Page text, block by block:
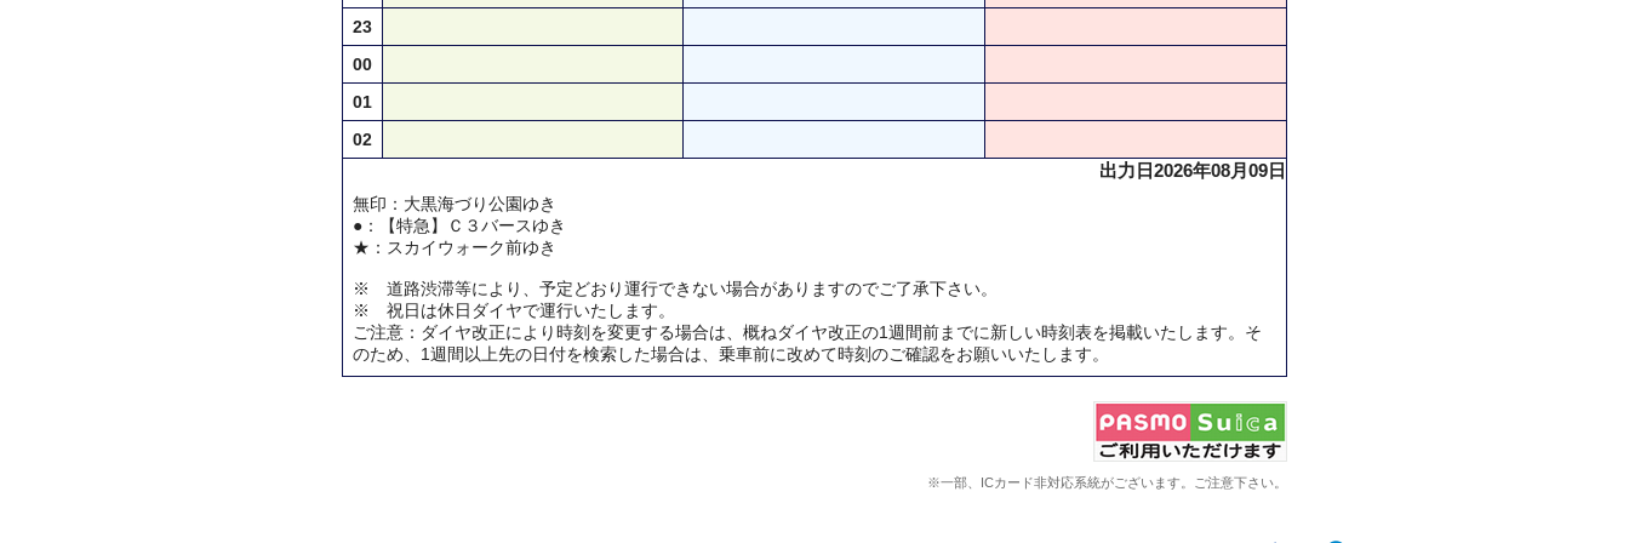
23
00
01
02
出力日2026年08月09日
無印：大黒海づり公園ゆき
●：【特急】Ｃ３バースゆき
★：スカイウォーク前ゆき
※ 道路渋滞等により、予定どおり運行できない場合がありますのでご了承下さい。
※ 祝日は休日ダイヤで運行いたします。
ご注意：ダイヤ改正により時刻を変更する場合は、概ねダイヤ改正の1週間前までに新しい時刻表を掲載いたします。そ
のため、1週間以上先の日付を検索した場合は、乗車前に改めて時刻のご確認をお願いいたします。
※一部、ICカード非対応系統がございます。ご注意下さい。